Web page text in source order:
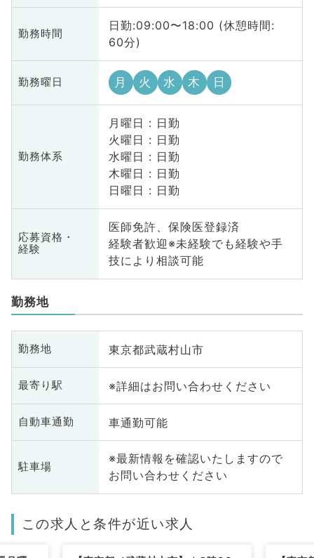
勤務時間
日勤:09:00〜18:00 (休憩時間:
60分)
勤務曜日 月 火 水 木 日
勤務体系
月曜日 : 日勤
火曜日 : 日勤
水曜日 : 日勤
木曜日 : 日勤
日曜日 : 日勤
応募資格・
経験
医師免許、保険医登録済
経験者歓迎※未経験でも経験や手
技により相談可能
勤務地
勤務地 東京都武蔵村山市
最寄り駅 ※詳細はお問い合わせください
自動車通勤 車通勤可能
駐車場
※最新情報を確認いたしますので
お問い合わせください
この求人と条件が近い求人